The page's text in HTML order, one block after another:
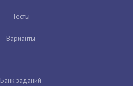
Тесты
Варианты
Банк заданий